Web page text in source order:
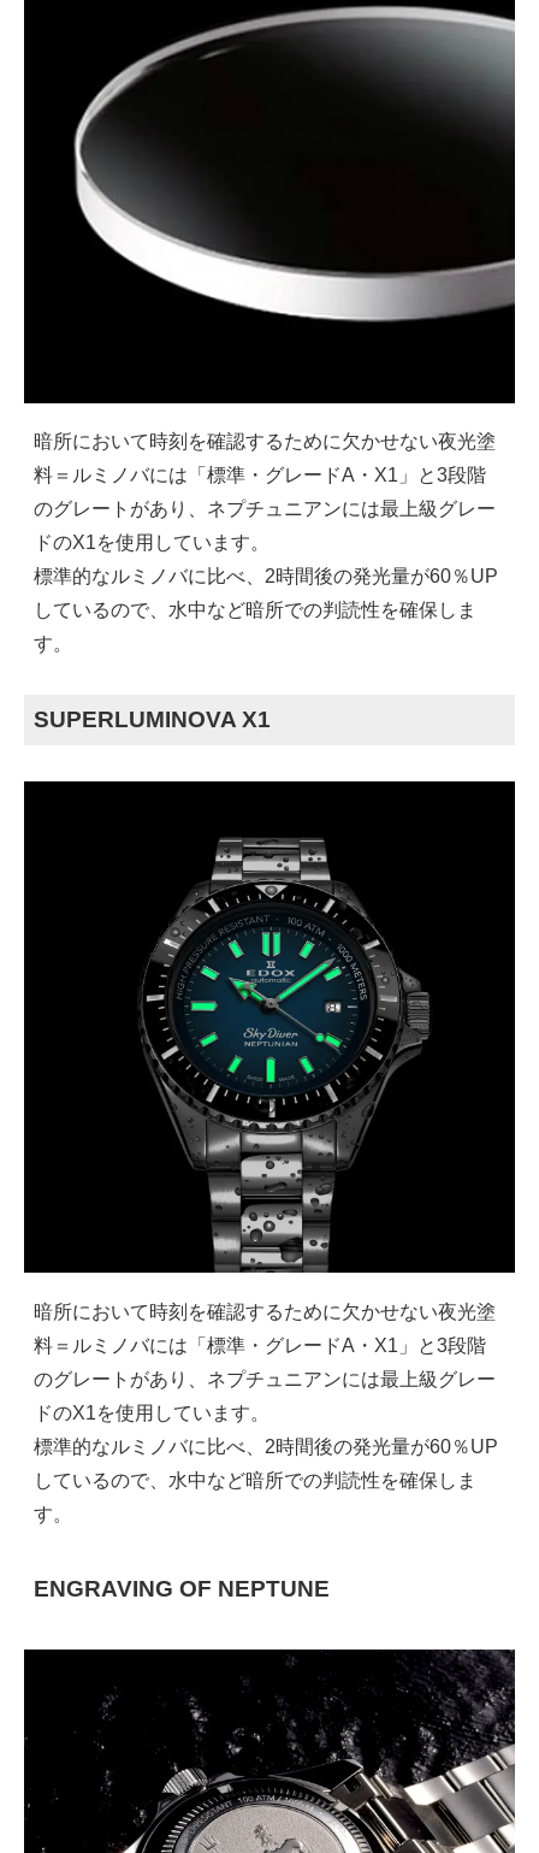
暗所において時刻を確認するために欠かせない夜光塗
料＝ルミノバには「標準・グレードA・X1」と3段階
のグレートがあり、ネプチュニアンには最上級グレー
ドのX1を使用しています。
標準的なルミノバに比べ、2時間後の発光量が60％UP
しているので、水中など暗所での判読性を確保しま
す。
SUPERLUMINOVA X1
暗所において時刻を確認するために欠かせない夜光塗
料＝ルミノバには「標準・グレードA・X1」と3段階
のグレートがあり、ネプチュニアンには最上級グレー
ドのX1を使用しています。
標準的なルミノバに比べ、2時間後の発光量が60％UP
しているので、水中など暗所での判読性を確保しま
す。
ENGRAVING OF NEPTUNE